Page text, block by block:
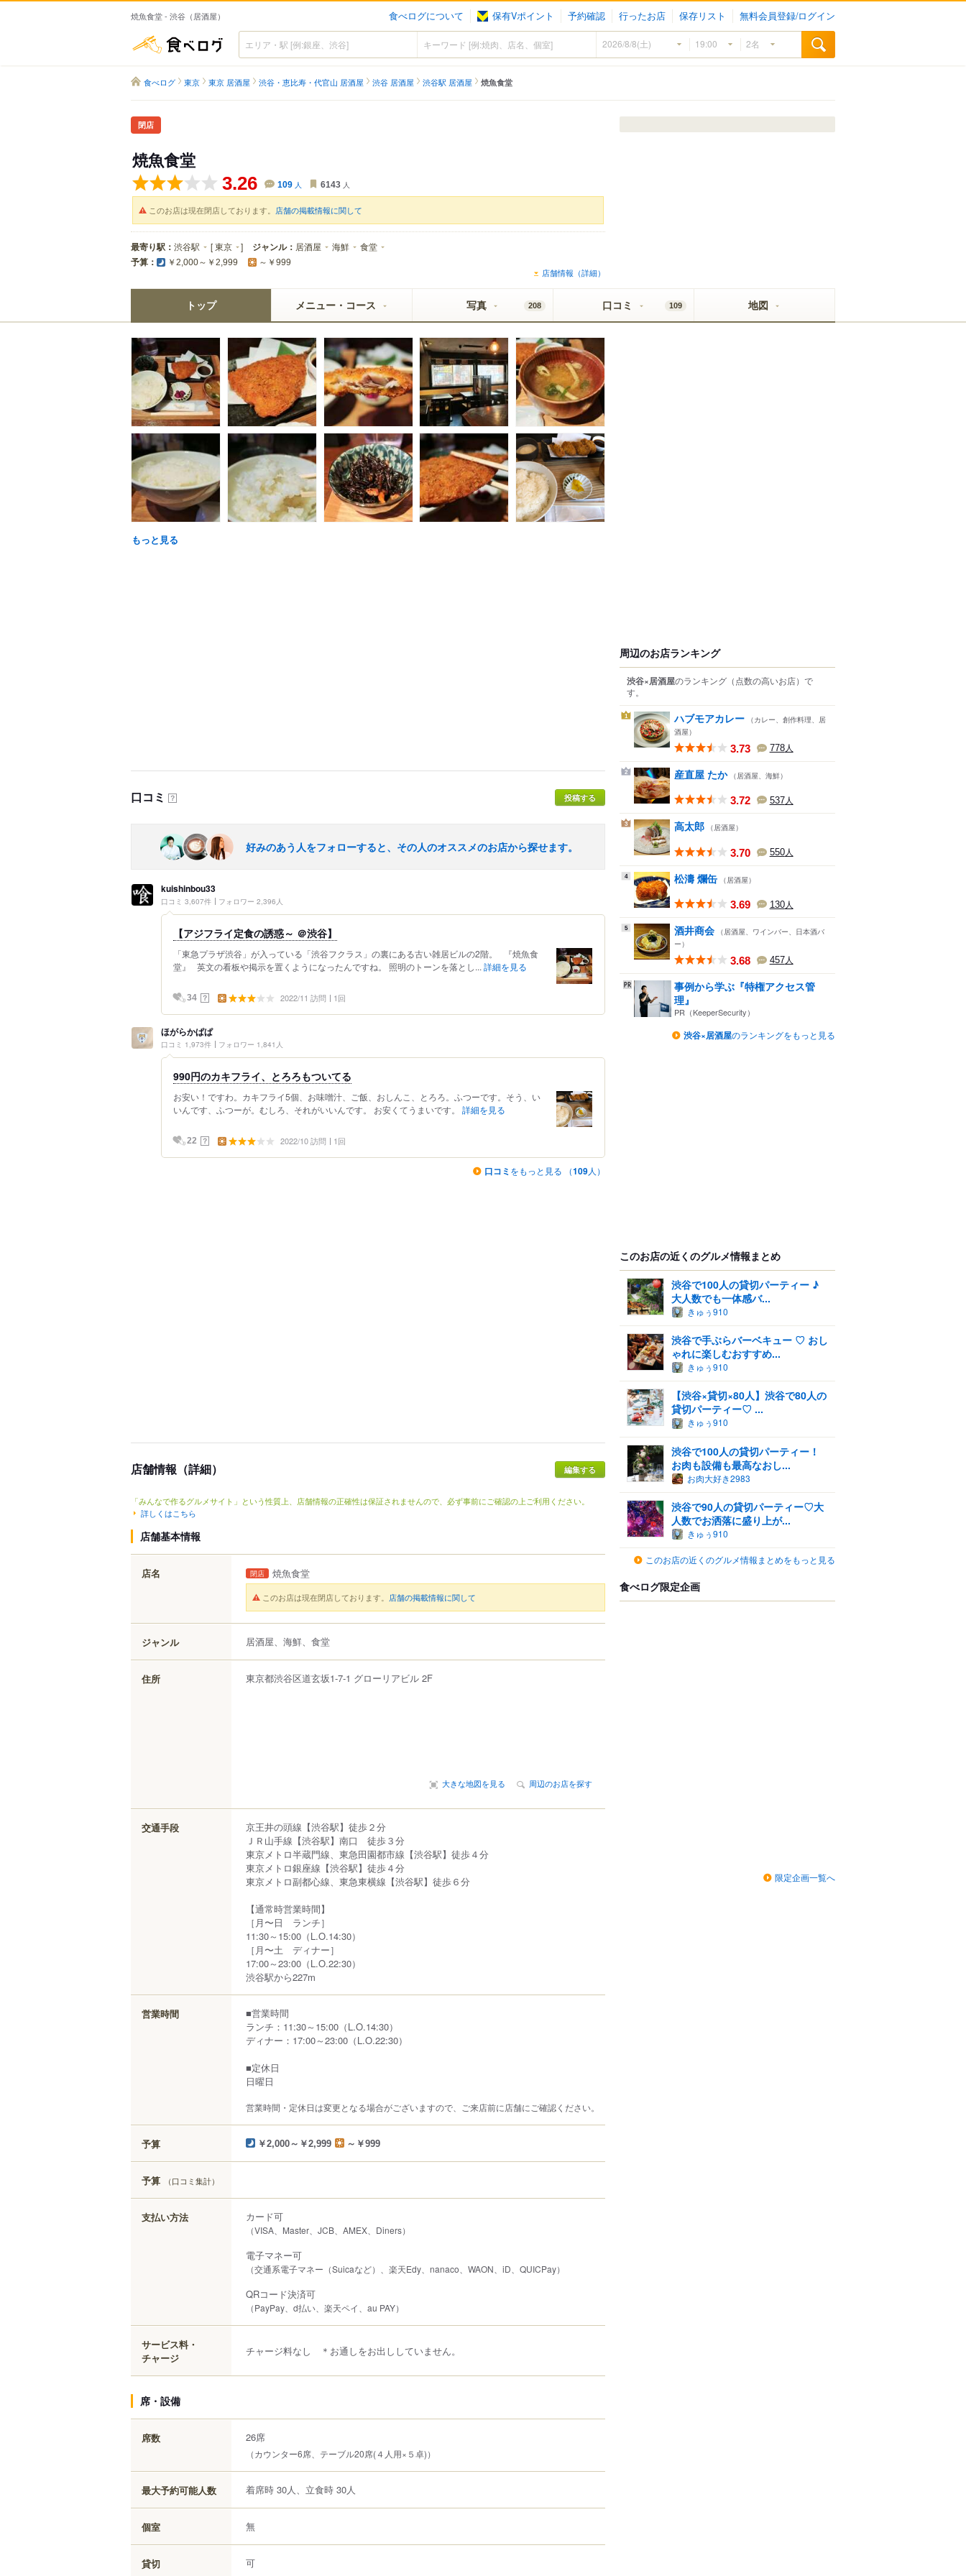
焼魚食堂 - 渋谷（居酒屋） 食べログについて 保有Vポイント 予約確認 行ったお店 保存リスト 無料会員登録/ログイン
食べログ
食べログ 東京 東京 居酒屋 渋谷・恵比寿・代官山 居酒屋 渋谷 居酒屋 渋谷駅 居酒屋 焼魚食堂
閉店
焼魚食堂
3.26 109 人 6143 人
このお店は現在閉店しております。 店舗の掲載情報に関して
最寄り駅： 渋谷駅 [東京 ] ジャンル： 居酒屋 海鮮 食堂
予算： ￥2,000～￥2,999 ～￥999
店舗情報（詳細）
トップ メニュー・コース 写真 208 口コミ 109 地図
もっと見る
口コミ ？ 投稿する
好みのあう人をフォローすると、その人のオススメのお店から探せます。
kuishinbou33
口コミ 3,607件 フォロワー 2,396人
【アジフライ定食の誘惑～ ＠渋谷】
「東急プラザ渋谷」が入っている「渋谷フクラス」の裏にある古い雑居ビルの2階。 『焼魚食
堂』 英文の看板や掲示を置くようになったんですね。 照明のトーンを落とし... 詳細を見る
34 ？ 2022/11 訪問 1回
ほがらかぱぱ
口コミ 1,973件 フォロワー 1,841人
990円のカキフライ、とろろもついてる
お安い！ですわ。カキフライ5個、お味噌汁、ご飯、おしんこ、とろろ。ふつーです。そう、い
いんです、ふつーが。むしろ、それがいいんです。 お安くてうまいです。 詳細を見る
22 ？ 2022/10 訪問 1回
口コミ をもっと見る （109人）
店舗情報（詳細） 編集する
「みんなで作るグルメサイト」という性質上、店舗情報の正確性は保証されませんので、必ず事前にご確認の上ご利用ください。
詳しくはこちら
店舗基本情報
店名 閉店 焼魚食堂
このお店は現在閉店しております。 店舗の掲載情報に関して
ジャンル 居酒屋、海鮮、食堂
住所 東京都渋谷区道玄坂1-7-1 グローリアビル 2F
大きな地図を見る 周辺のお店を探す
交通手段
京王井の頭線【渋谷駅】徒歩２分
ＪＲ山手線【渋谷駅】南口 徒歩３分
東京メトロ半蔵門線、東急田園都市線【渋谷駅】徒歩４分
東京メトロ銀座線【渋谷駅】徒歩４分
東京メトロ副都心線、東急東横線【渋谷駅】徒歩６分
【通常時営業時間】
［月〜日 ランチ］
11:30～15:00（L.O.14:30）
［月〜土 ディナー］
17:00～23:00（L.O.22:30）
渋谷駅から227m
営業時間
■営業時間
ランチ：11:30～15:00（L.O.14:30）
ディナー：17:00～23:00（L.O.22:30）
■定休日
日曜日
営業時間・定休日は変更となる場合がございますので、ご来店前に店舗にご確認ください。
予算 ￥2,000～￥2,999 ～￥999
予算 （口コミ集計）
支払い方法 カード可
（VISA、Master、JCB、AMEX、Diners）
電子マネー可
（交通系電子マネー（Suicaなど）、楽天Edy、nanaco、WAON、iD、QUICPay）
QRコード決済可
（PayPay、d払い、楽天ペイ、au PAY）
サービス料・
チャージ
チャージ料なし ＊お通しをお出ししていません。
席・設備
席数 26席
（カウンター6席、テーブル20席(４人用×５卓)）
最大予約可能人数 着席時 30人、立食時 30人
個室 無
貸切 可
周辺のお店ランキング
渋谷×居酒屋のランキング （点数の高いお店） で
す。
1 ハブモアカレー （カレー、創作料理、居
酒屋）
3.73 778人
2 産直屋 たか （居酒屋、海鮮）
3.72 537人
3 高太郎 （居酒屋）
3.70 550人
4 松濤 爛缶 （居酒屋）
3.69 130人
5 酒井商会 （居酒屋、ワインバー、日本酒バ
ー）
3.68 457人
事例から学ぶ『特権アクセス管
理』
PR（KeeperSecurity）
渋谷×居酒屋のランキングをもっと見る
このお店の近くのグルメ情報まとめ
渋谷で100人の貸切パーティー ♪
大人数でも一体感バ...
きゅぅ910
渋谷で手ぶらバーベキュー ♡ おし
ゃれに楽しむおすすめ...
きゅぅ910
【渋谷×貸切×80人】渋谷で80人の
貸切パーティー♡ ...
きゅぅ910
渋谷で100人の貸切パーティー！
お肉も設備も最高なおし...
お肉大好き2983
渋谷で90人の貸切パーティー♡大
人数でお洒落に盛り上が...
きゅぅ910
このお店の近くのグルメ情報まとめをもっと見る
食べログ限定企画
限定企画一覧へ